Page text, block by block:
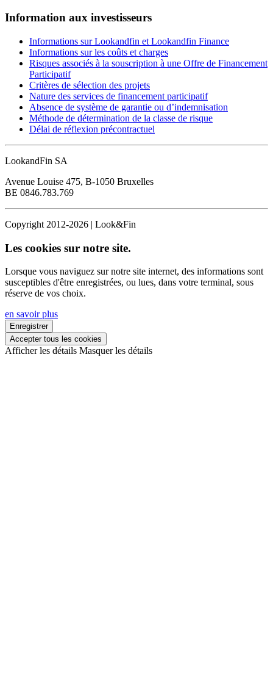
Information aux investisseurs
Informations sur Lookandfin et Lookandfin Finance
Informations sur les coûts et charges
Risques associés à la souscription à une Offre de Financement
Participatif
Critères de sélection des projets
Nature des services de financement participatif
Absence de système de garantie ou d’indemnisation
Méthode de détermination de la classe de risque
Délai de réflexion précontractuel
LookandFin SA
Avenue Louise 475, B-1050 Bruxelles
BE 0846.783.769
Copyright 2012-2026 | Look&Fin
Les cookies sur notre site.
Lorsque vous naviguez sur notre site internet, des informations sont
susceptibles d'être enregistrées, ou lues, dans votre terminal, sous
réserve de vos choix.
en savoir plus
Enregistrer
Accepter tous les cookies
Afficher les détails Masquer les détails